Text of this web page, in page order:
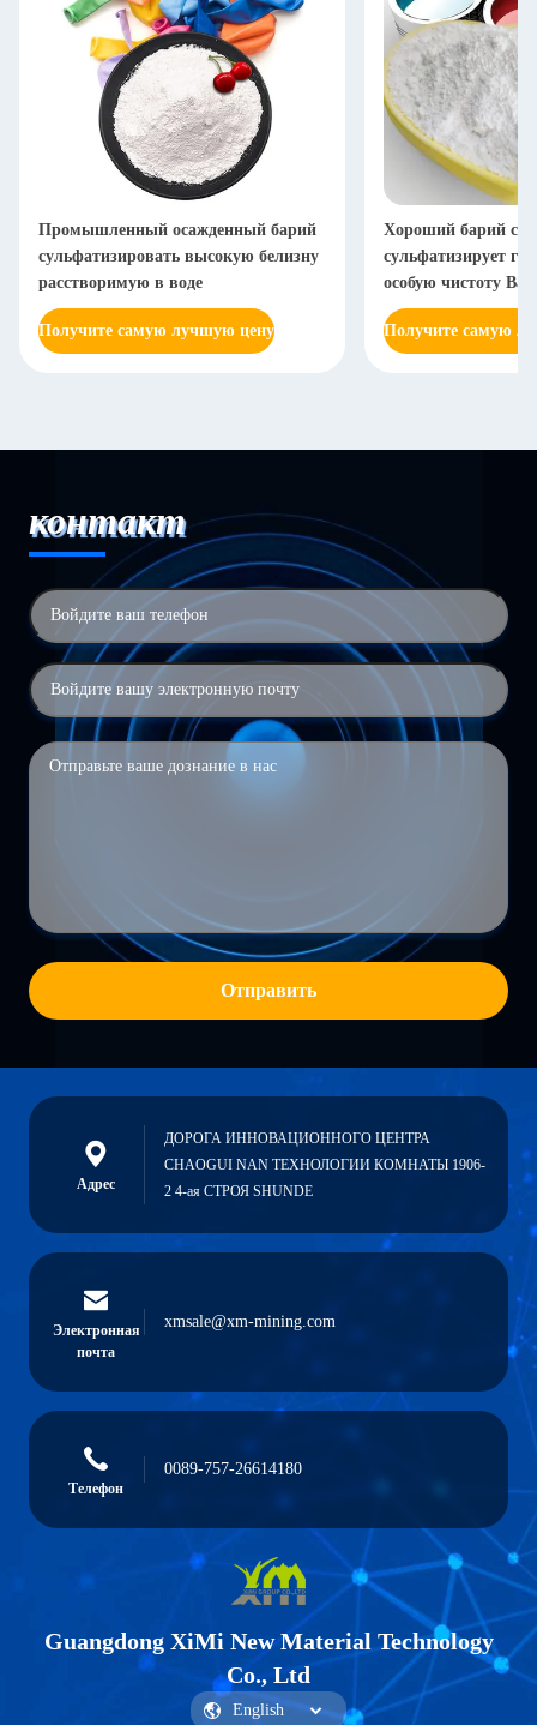
Промышленный осажденный барий
сульфатизировать высокую белизну
расстворимую в воде
Получите самую лучшую цену
Хороший барий
сульфатизирует
особую чистоту
Получите самую
контакт
Отправить
Адрес
ДОРОГА ИННОВАЦИОННОГО ЦЕНТРА
CHAOGUI NAN ТЕХНОЛОГИИ КОМНАТЫ 1906-
2 4-ая СТРОЯ SHUNDE
Электронная
почта
xmsale@xm-mining.com
Телефон
0089-757-26614180
Guangdong XiMi New Material Technology
Co., Ltd